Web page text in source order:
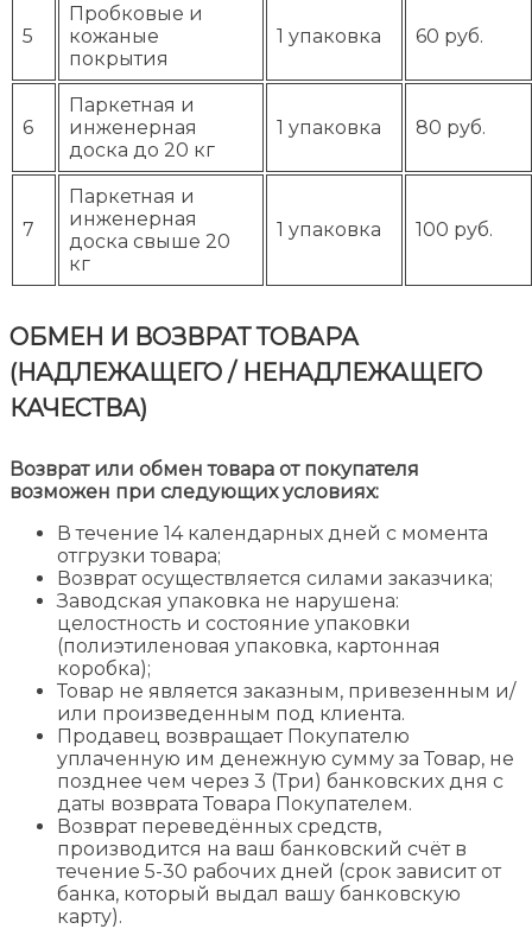
5
Пробковые и
кожаные
покрытия
1 упаковка 60 руб.
6
Паркетная и
инженерная
доска до 20 кг
1 упаковка 80 руб.
7
Паркетная и
инженерная
доска свыше 20
кг
1 упаковка 100 руб.
ОБМЕН И ВОЗВРАТ ТОВАРА
(НАДЛЕЖАЩЕГО / НЕНАДЛЕЖАЩЕГО
КАЧЕСТВА)
Возврат или обмен товара от покупателя
возможен при следующих условиях:
В течение 14 календарных дней с момента
отгрузки товара;
Возврат осуществляется силами заказчика;
Заводская упаковка не нарушена:
целостность и состояние упаковки
(полиэтиленовая упаковка, картонная
коробка);
Товар не является заказным, привезенным и/
или произведенным под клиента.
Продавец возвращает Покупателю
уплаченную им денежную сумму за Товар, не
позднее чем через 3 (Три) банковских дня с
даты возврата Товара Покупателем.
Возврат переведённых средств,
производится на ваш банковский счёт в
течение 5-30 рабочих дней (срок зависит от
банка, который выдал вашу банковскую
карту).